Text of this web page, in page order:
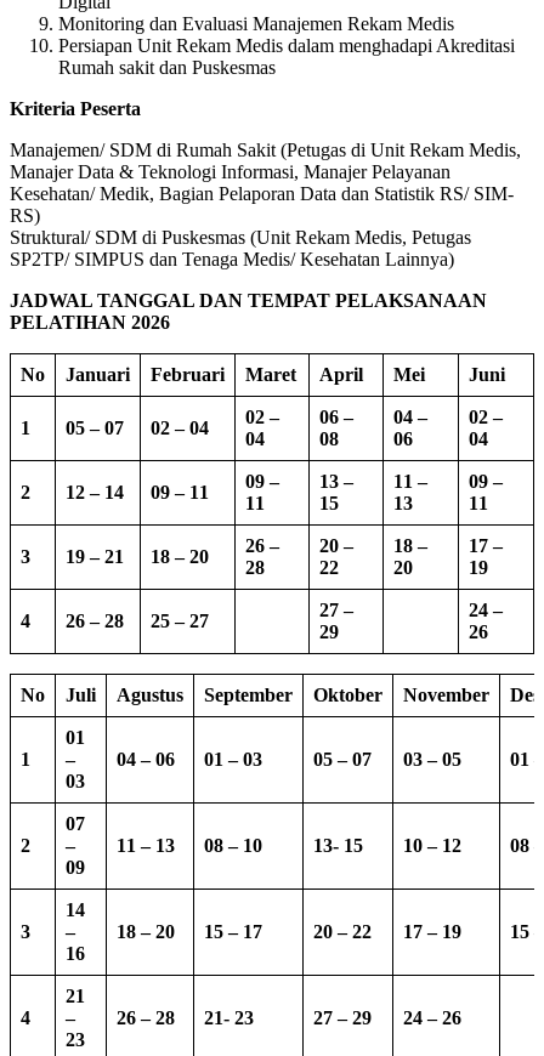
Monitoring dan Evaluasi Manajemen Rekam Medis
Persiapan Unit Rekam Medis dalam menghadapi Akreditasi
Rumah sakit dan Puskesmas
Kriteria Peserta
Manajemen/ SDM di Rumah Sakit (Petugas di Unit Rekam Medis,
Manajer Data & Teknologi Informasi, Manajer Pelayanan
Kesehatan/ Medik, Bagian Pelaporan Data dan Statistik RS/ SIM-
RS)
Struktural/ SDM di Puskesmas (Unit Rekam Medis, Petugas
SP2TP/ SIMPUS dan Tenaga Medis/ Kesehatan Lainnya)
JADWAL TANGGAL DAN TEMPAT PELAKSANAAN
PELATIHAN 2026
No Januari Februari Maret April Mei Juni
1 05 – 07 02 – 04
02 –
04
06 –
08
04 –
06
02 –
04
2 12 – 14 09 – 11
09 –
11
13 –
15
11 –
13
09 –
11
3 19 – 21 18 – 20
26 –
28
20 –
22
18 –
20
17 –
19
4 26 – 28 25 – 27
27 –
29
24 –
26
No Juli Agustus September Oktober November
1
01
–
03
04 – 06 01 – 03 05 – 07 03 – 05 01
2
07
–
09
11 – 13 08 – 10 13- 15 10 – 12 08
3
14
–
16
18 – 20 15 – 17 20 – 22 17 – 19 15
4
21
–
23
26 – 28 21- 23 27 – 29 24 – 26